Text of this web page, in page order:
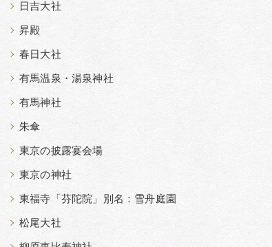
日吉大社
昇殿
春日大社
有馬温泉・湯泉神社
有馬神社
朱傘
東京の披露宴会場
東京の神社
東福寺「芬陀院」別名：雪舟庭園
松尾大社